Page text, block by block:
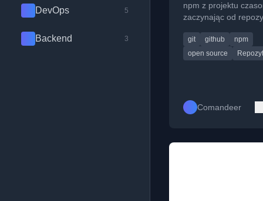
DevOps 5
Backend 3
npm z projektu
zaczynając od
git github
npm
open source
Comandeer